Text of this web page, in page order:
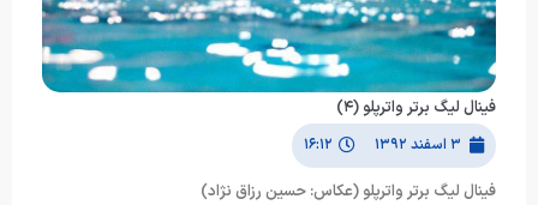
فینال لیگ برتر واترپلو (۴)
۳ اسفند ۱۳۹۲ ۱۶:۱۲
فینال لیگ برتر واترپلو (عکاس: حسین رزاق نژاد)